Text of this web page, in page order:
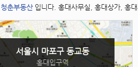
청춘부동산 입니다. 홍대사무실, 홍대상가, 홍
서울시 마포구 동교동
홍대입구역